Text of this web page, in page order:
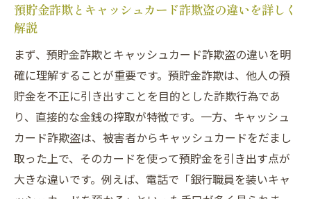
預貯金詐欺とキャッシュカード詐欺盗の違いを詳しく
解説
まず、預貯金詐欺とキャッシュカード詐欺盗の違いを明
確に理解することが重要です。預貯金詐欺は、他人の預
貯金を不正に引き出すことを目的とした詐欺行為であ
り、直接的な金銭の搾取が特徴です。一方、キャッシュ
カード詐欺盗は、被害者からキャッシュカードをだまし
取った上で、そのカードを使って預貯金を引き出す点が
大きな違いです。例えば、電話で「銀行職員を装いキャ